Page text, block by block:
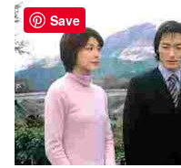
Save